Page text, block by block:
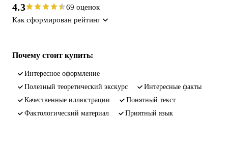
4.3
69 оценок
Как сформирован рейтинг
Почему стоит купить:
Интересное оформление
Полезный теоретический экскурс
Интересные факты
Качественные иллюстрации
Понятный текст
Фактологический материал
Приятный язык